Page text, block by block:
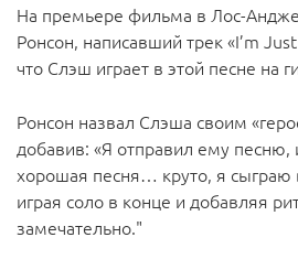
На премьере фильма в Лос-
Ронсон, написавший трек «I’m
что Слэш играет в этой песне на
Ронсон назвал Слэша своим
добавив: «Я отправил ему песню,
хорошая песня… круто, я сыграю
играя соло в конце и добавляя
замечательно."